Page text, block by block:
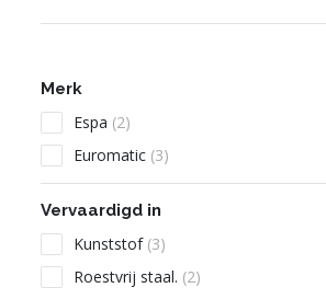
Merk
Espa (2)
Euromatic (3)
Vervaardigd in
Kunststof (3)
Roestvrij staal. (2)